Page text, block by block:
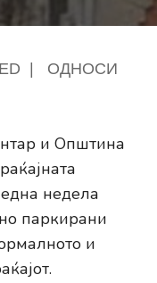
ОДНОСИ
и Општина
недела
паркирани
и